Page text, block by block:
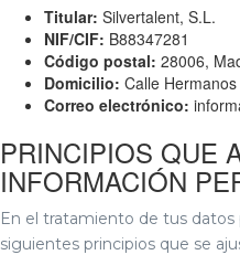
Titular: Silvertalent, S.L.
NIF/CIF: B88347281
Código postal: 28006,
Domicilio: Calle
Correo electrónico:
PRINCIPIOS QUE
INFORMACIÓN
En el tratamiento de tus datos
siguientes principios que se